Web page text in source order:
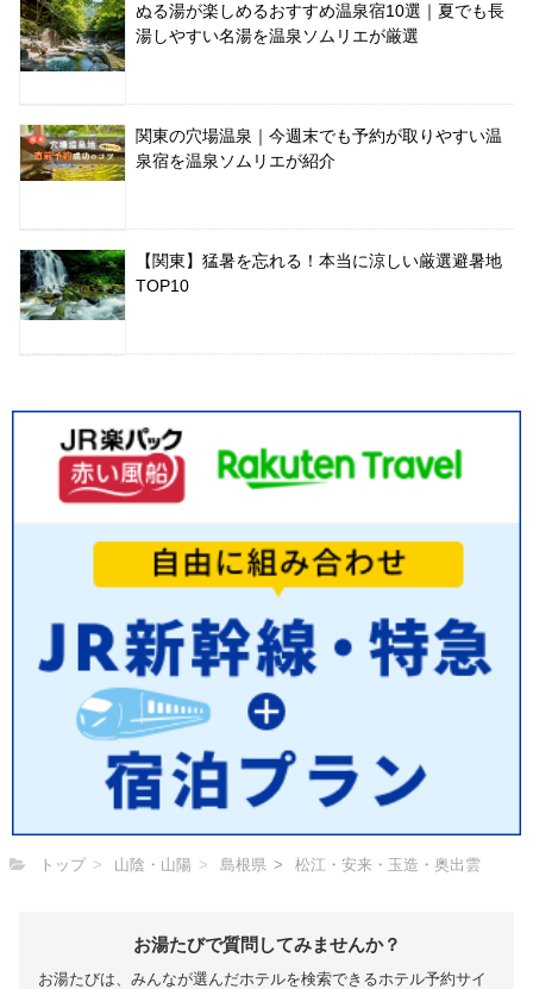
ぬる湯が楽しめるおすすめ温泉宿10選｜夏でも長
湯しやすい名湯を温泉ソムリエが厳選
関東の穴場温泉｜今週末でも予約が取りやすい温
泉宿を温泉ソムリエが紹介
【関東】猛暑を忘れる！本当に涼しい厳選避暑地
TOP10
トップ 山陰・山陽 島根県 松江・安来・玉造・奥出雲
お湯たびで質問してみませんか？
お湯たびは、みんなが選んだホテルを検索できるホテル予約サイ